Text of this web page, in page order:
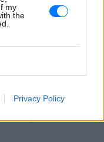
my
the
Privacy Policy
για τον
και
of Thrones μέχρι
από έξι δεκαετίες